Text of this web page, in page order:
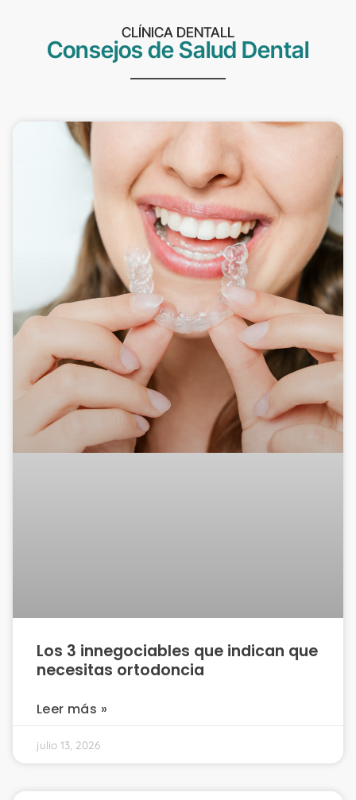
CLÍNICA DENTALL
Consejos de Salud Dental
Los 3 innegociables que indican que
necesitas ortodoncia
Leer más »
julio 13, 2026